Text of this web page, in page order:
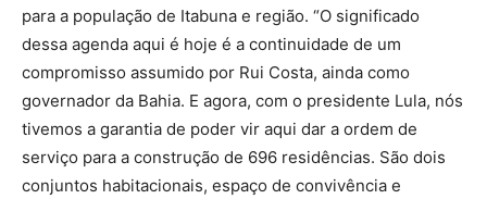
para a população de Itabuna e região. “O significado
dessa agenda aqui é hoje é a continuidade de um
compromisso assumido por Rui Costa, ainda como
governador da Bahia. E agora, com o presidente Lula, nós
tivemos a garantia de poder vir aqui dar a ordem de
serviço para a construção de 696 residências. São dois
conjuntos habitacionais, espaço de convivência e